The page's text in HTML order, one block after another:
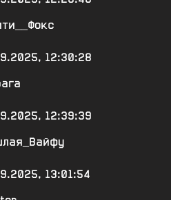
12:30:28
12:39:39
13:01:54